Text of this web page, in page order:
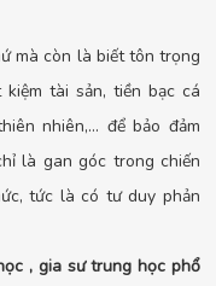
mà còn là biết tôn trọng
tài sản, tiền bạc cá
nhiên,... để bảo đảm
là gan góc trong chiến
tức là có tư duy phản
, gia sư trung học phổ